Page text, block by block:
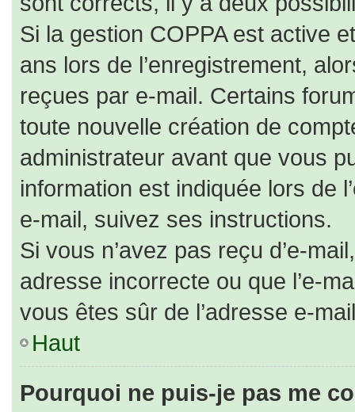
Si la gestion COPPA est active
ans lors de l’enregistrement,
reçues par e-mail. Certains
toute nouvelle création de
administrateur avant que vous
information est indiquée lors de
e-mail, suivez ses instructions.
Si vous n’avez pas reçu d’e-
adresse incorrecte ou que l’e-
vous êtes sûr de l’adresse e-
Haut
Pourquoi ne puis-je pas me